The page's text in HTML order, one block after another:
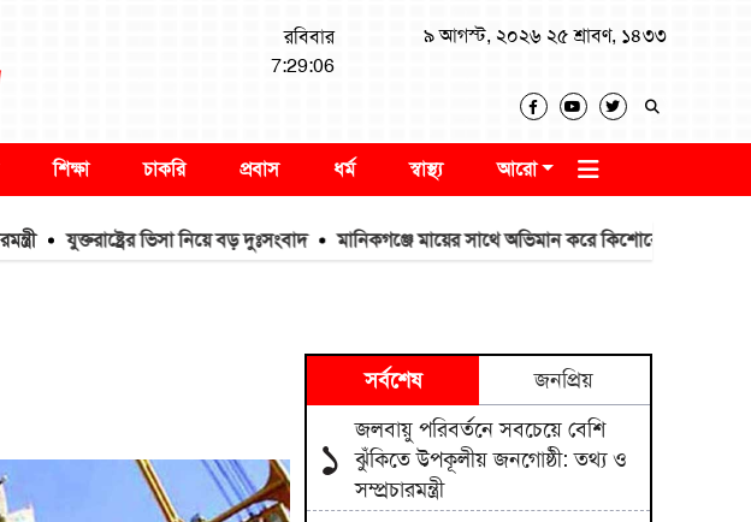
রবিবার
7:29:07
৯ আগস্ট, ২০২৬ ২৫ শ্রাবণ, ১৪৩৩
শিক্ষা চাকরি প্রবাস ধর্ম স্বাস্থ্য আরো
যুক্তরাষ্ট্রের ভিসা নিয়ে বড় দুঃসংবাদ মানিকগঞ্জে মায়ের সাথে অভিমান করে কিশোরের আত্মহত্যা
সর্বশেষ জনপ্রিয়
১
জলবায়ু পরিবর্তনে সবচেয়ে বেশি
ঝুঁকিতে উপকূলীয় জনগোষ্ঠী: তথ্য ও
সম্প্রচারমন্ত্রী